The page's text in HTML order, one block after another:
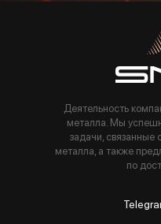
Пользуясь данной формой
Деятельность
металла. Мы
задачи, связанные
металла, а также
по